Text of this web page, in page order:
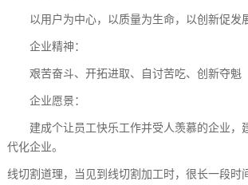
以用户为中心，以质量为生命，以创新促发
企业精神：
艰苦奋斗、开拓进取、自讨苦吃、创新夺魁
企业愿景：
建成个让员工快乐工作并受人羡慕的企业，
代化企业。
线切割道理，当见到线切割加工时，很长一段时